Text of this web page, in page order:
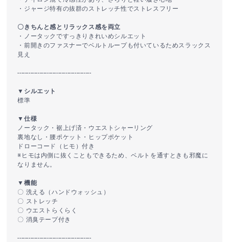
・ジャージ特有の抜群のストレッチ性でストレスフリー
〇きちんと感とリラックス感を両立
・ノータックですっきりきれいめシルエット
・前開きのファスナーでベルトループも付いているためスラックス
見え
----------------------------------------
▼シルエット
標準
▼仕様
ノータック・裾上げ済・ウエストシャーリング
裏地なし・腰ポケット・ヒップポケット
ドローコード（ヒモ）付き
※ヒモは内側に抜くこともできるため、ベルトを通すときも邪魔に
なりません。
▼機能
〇 洗える（ハンドウォッシュ）
〇 ストレッチ
〇 ウエストらくらく
〇 消臭テープ付き
----------------------------------------